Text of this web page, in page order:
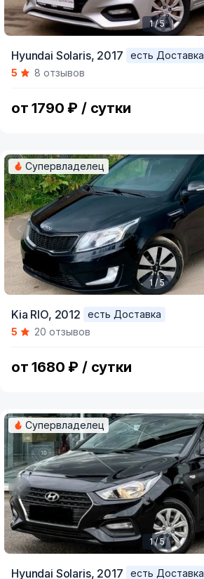
of
1 / 5
Hyundai Solaris, 2017
есть Доставка
5
8 отзывов
от 1790 ₽ / сутки
of
Супервладелец
1 / 5
Kia RIO, 2012
есть Доставка
5
20 отзывов
от 1680 ₽ / сутки
Супервладелец
1 / 5
Hyundai Solaris, 2017
есть Доставка